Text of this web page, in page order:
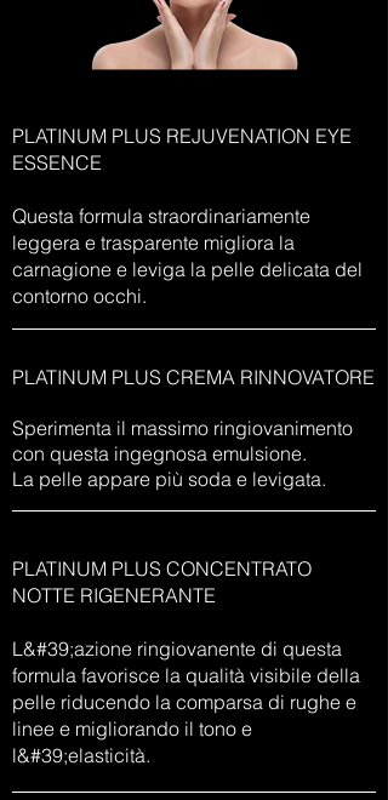
PLATINUM PLUS REJUVENATION EYE
ESSENCE
Questa formula straordinariamente
leggera e trasparente migliora la
carnagione e leviga la pelle delicata del
contorno occhi.
PLATINUM PLUS CREMA RINNOVATORE
Sperimenta il massimo ringiovanimento
con questa ingegnosa emulsione.
La pelle appare più soda e levigata.
PLATINUM PLUS CONCENTRATO
NOTTE RIGENERANTE
L&#39;azione ringiovanente di questa
formula favorisce la qualità visibile della
pelle riducendo la comparsa di rughe e
linee e migliorando il tono e
l&#39;elasticità.